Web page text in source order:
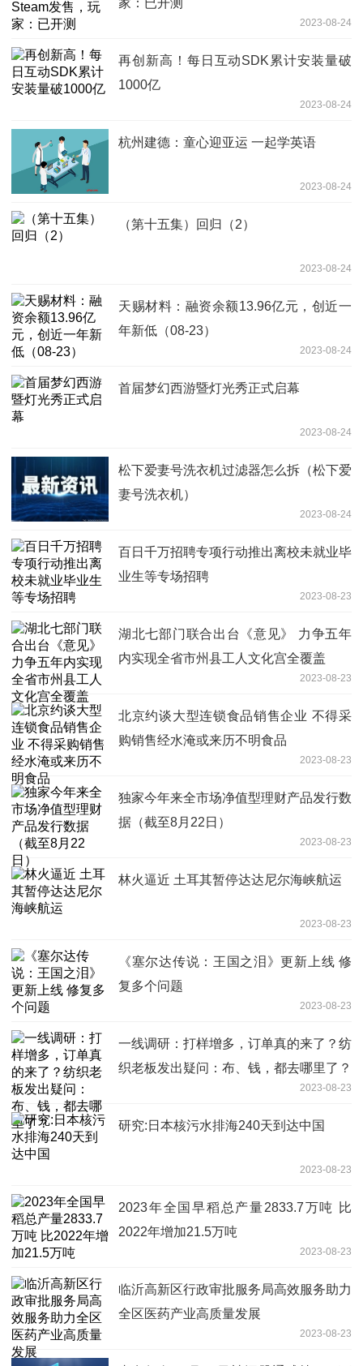
2023-08-24
再创新高！每日互动SDK累计安装量破
1000亿
2023-08-24
杭州建德：童心迎亚运 一起学英语
2023-08-24
（第十五集）回归（2）
2023-08-24
天赐材料：融资余额13.96亿元，创近一
年新低（08-23）
2023-08-24
首届梦幻西游暨灯光秀正式启幕
2023-08-24
松下爱妻号洗衣机过滤器怎么拆（松下爱
妻号洗衣机）
2023-08-24
百日千万招聘专项行动推出离校未就业毕
业生等专场招聘
2023-08-23
湖北七部门联合出台《意见》 力争五年
内实现全省市州县工人文化宫全覆盖
2023-08-23
北京约谈大型连锁食品销售企业 不得采
购销售经水淹或来历不明食品
2023-08-23
独家今年来全市场净值型理财产品发行数
据（截至8月22日）
2023-08-23
林火逼近 土耳其暂停达达尼尔海峡航运
2023-08-23
《塞尔达传说：王国之泪》更新上线 修
复多个问题
2023-08-23
一线调研：打样增多，订单真的来了？纺
织老板发出疑问：布、钱，都去哪里了？
2023-08-23
研究:日本核污水排海240天到达中国
2023-08-23
2023年全国早稻总产量2833.7万吨 比
2022年增加21.5万吨
2023-08-23
临沂高新区行政审批服务局高效服务助力
全区医药产业高质量发展
2023-08-23